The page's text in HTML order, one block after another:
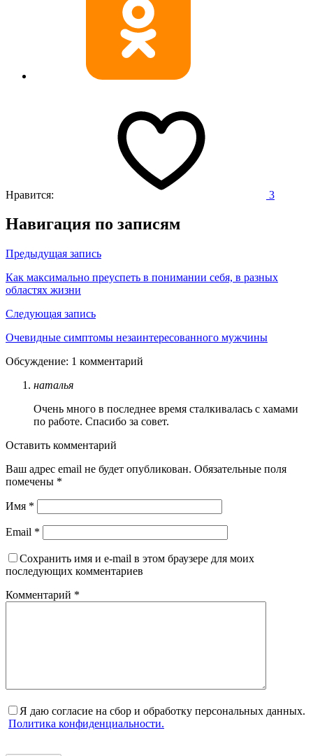
Нравится: 3
Навигация по записям
Предыдущая запись
Как максимально преуспеть в понимании себя, в разных
областях жизни
Следующая запись
Очевидные симптомы незаинтересованного мужчины
Обсуждение: 1 комментарий
наталья
Очень много в последнее время сталкивалась с хамами
по работе. Спасибо за совет.
Оставить комментарий
Ваш адрес email не будет опубликован. Обязательные поля
помечены *
Имя *
Email *
Сохранить имя и e-mail в этом браузере для моих
последующих комментариев
Комментарий *
Я даю согласие на сбор и обработку персональных данных.
Политика конфиденциальности.